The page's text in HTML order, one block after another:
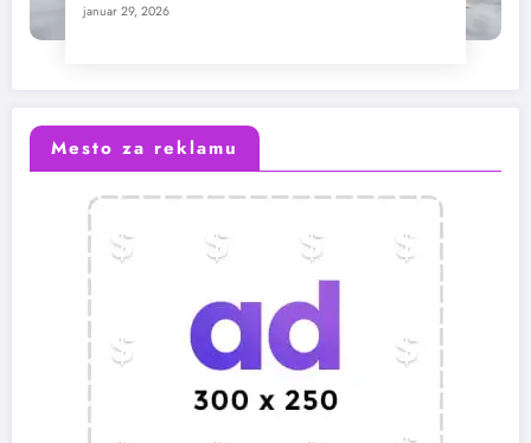
januar 29, 2026
Mesto za reklamu